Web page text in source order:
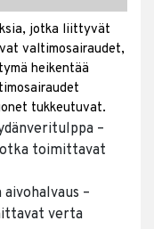
jotka liittyvät
valtimosairaudet,
heikentää
tukkeutuvat.
–
toimittavat
–
verta